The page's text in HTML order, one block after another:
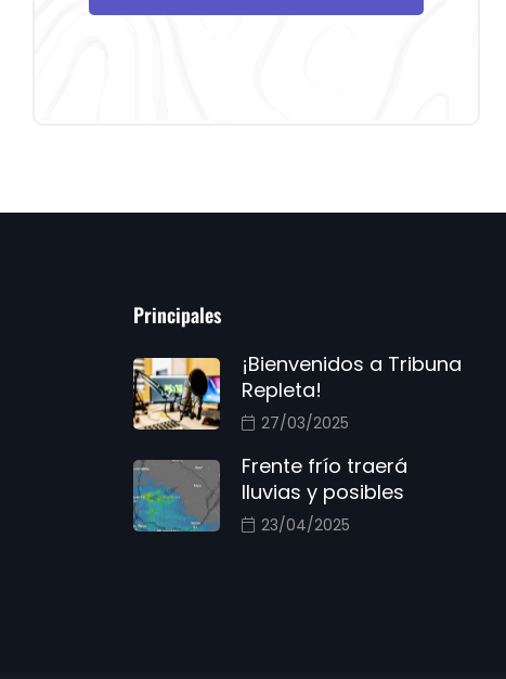
Principales
¡Bienvenidos a Tribuna
Repleta!
27/03/2025
Frente frío traerá
lluvias y posibles
23/04/2025